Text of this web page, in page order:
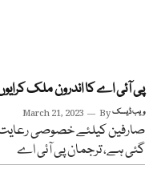
پی آئی اے کا اندرون ملک کرایوں میں 10 فیصد
March 21, 2023 Byویب ڈیسک
صارفین کیلئے خصوصی رعایت
گئی ہے، ترجمان پی آئی اے